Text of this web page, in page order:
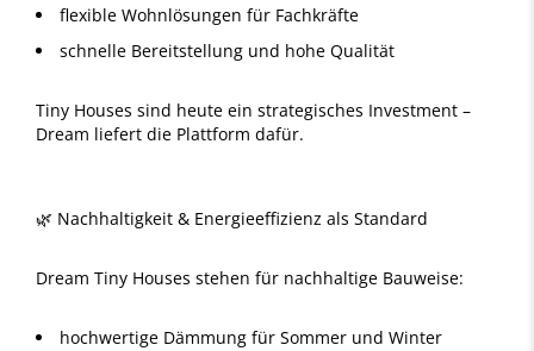
flexible Wohnlösungen für Fachkräfte
schnelle Bereitstellung und hohe Qualität
Tiny Houses sind heute ein strategisches Investment –
Dream liefert die Plattform dafür.
🌿 Nachhaltigkeit & Energieeffizienz als Standard
Dream Tiny Houses stehen für nachhaltige Bauweise:
hochwertige Dämmung für Sommer und Winter